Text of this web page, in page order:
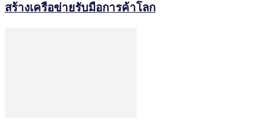
สร้างเครือข่ายรับมือการค้าโลก